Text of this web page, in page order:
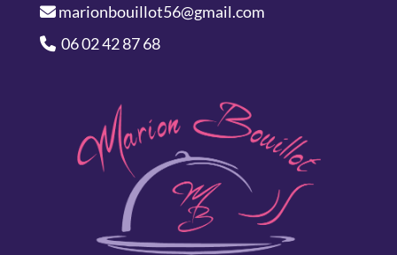
marionbouillot56@gmail.com
06 02 42 87 68